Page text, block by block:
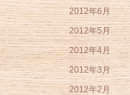
2012年6月
2012年5月
2012年4月
2012年3月
2012年2月